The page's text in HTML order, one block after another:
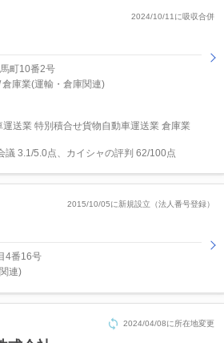
2024/10/11に吸収合併
町10番2号
倉庫業(運輸・倉庫関連)
運送業 特別積合せ貨物自動車運送業 倉庫業
議 3.1/5.0点、カイシャの評判 62/100点
2015/10/05に新規設立（法人番号登録）
4番16号
連)
2024/04/08に所在地変更